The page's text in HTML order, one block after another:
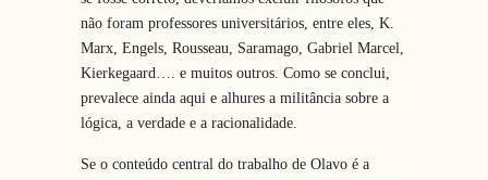
não foram professores universitários, entre eles, K.
Marx, Engels, Rousseau, Saramago, Gabriel Marcel,
Kierkegaard…. e muitos outros. Como se conclui,
prevalece ainda aqui e alhures a militância sobre a
lógica, a verdade e a racionalidade.
Se o conteúdo central do trabalho de Olavo é a